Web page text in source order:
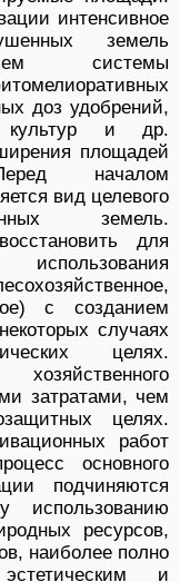
интенсивное
земель
системы
доз удобрений,
культур и др.
площадей
началом
вид целевого
земель.
для
с созданием
случаях
целях.
затратами, чем
целях.
работ
основного
подчиняются
ресурсов,
наиболее полно
и